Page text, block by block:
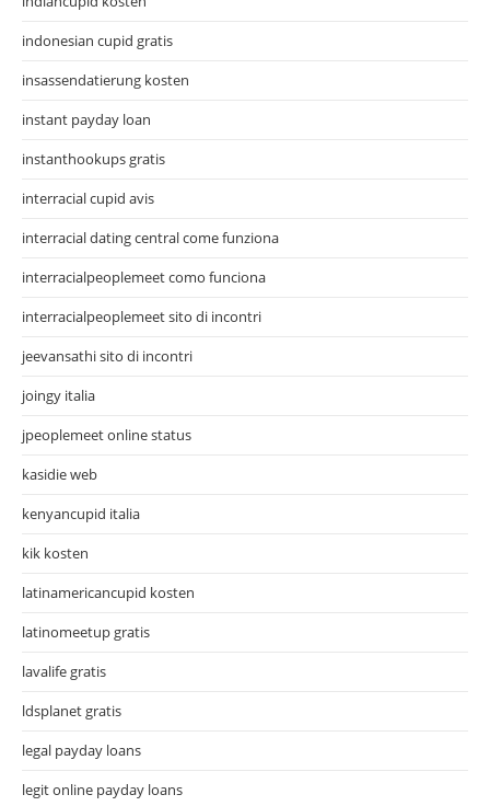
indonesian cupid gratis
insassendatierung kosten
instant payday loan
instanthookups gratis
interracial cupid avis
interracial dating central come funziona
interracialpeoplemeet como funciona
interracialpeoplemeet sito di incontri
jeevansathi sito di incontri
joingy italia
jpeoplemeet online status
kasidie web
kenyancupid italia
kik kosten
latinamericancupid kosten
latinomeetup gratis
lavalife gratis
ldsplanet gratis
legal payday loans
legit online payday loans